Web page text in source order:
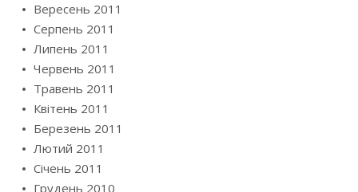
Вересень 2011
Серпень 2011
Липень 2011
Червень 2011
Травень 2011
Квітень 2011
Березень 2011
Лютий 2011
Січень 2011
Грудень 2010